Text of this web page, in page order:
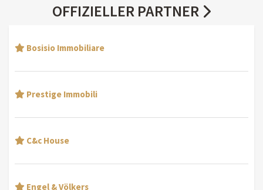
OFFIZIELLER PARTNER
Bosisio Immobiliare
Prestige Immobili
C&c House
Engel & Völkers